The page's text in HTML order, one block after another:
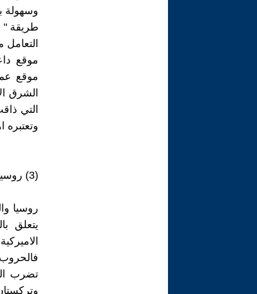
وسهولة
طريقة "
موقع
موقع
الشرق
التي
وتعتبره
(3) روسيا والصين تواجهان الحرب الاميركية الناعمة
روسيا
يتعلق
تضرب